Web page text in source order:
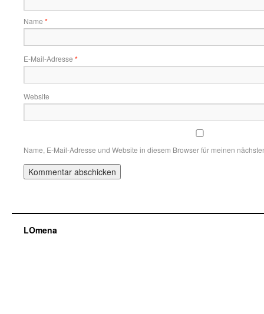
Name *
E-Mail-Adresse *
Website
Name, E-Mail-Adresse und Website in diesem Browser für meinen
LOmena